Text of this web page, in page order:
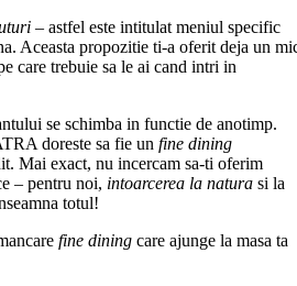
– astfel este intitulat meniul specific
Aceasta propozitie ti-a oferit deja un
care trebuie sa le ai cand intri in
se schimba in functie de anotimp.
doreste sa fie un fine dining
Mai exact, nu incercam sa-ti oferim
– pentru noi, intoarcerea la natura si la
totul!
fine dining care ajunge la masa ta